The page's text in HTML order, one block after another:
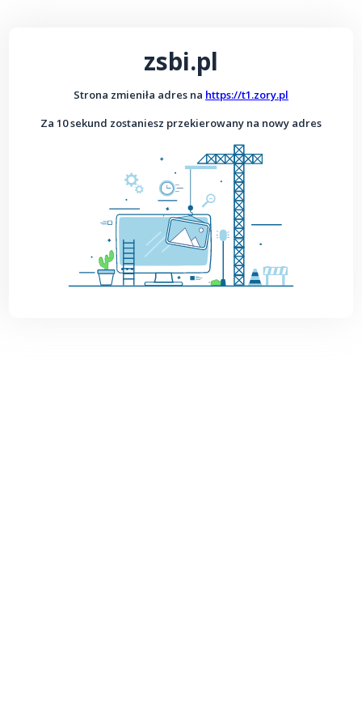
zsbi.pl
Strona zmieniła adres na https://t1.zory.pl
Za 10 sekund zostaniesz przekierowany na nowy adres